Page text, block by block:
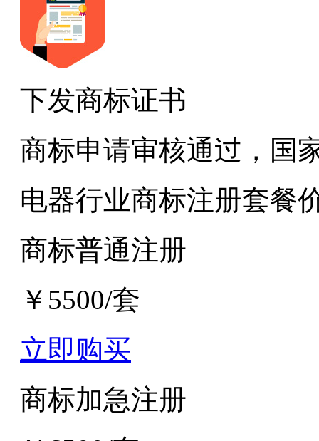
下发商标证书
商标申请审核通过，国
电器行业商标注册套餐
商标普通注册
￥5500/套
立即购买
商标加急注册